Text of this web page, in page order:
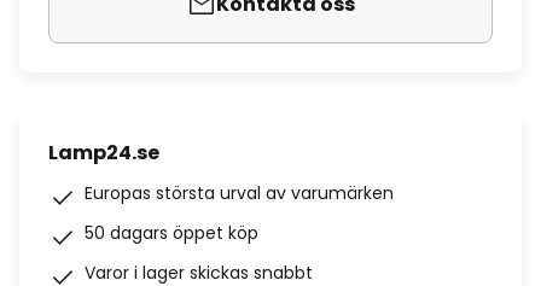
Lamp24.se
Europas största urval av varumärken
50 dagars öppet köp
Varor i lager skickas snabbt